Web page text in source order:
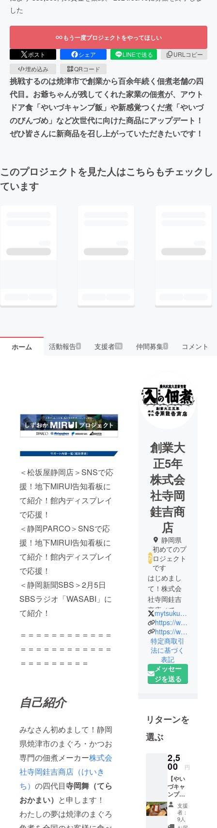
した
もう一度プロジェクトをやってほしい
ポスト シェア LINEで送る
URLコピー
埋め込み
QRコード
挑戦するのは焼津市で創業から百余年続く佃煮老舗の四
代目。お爺ちゃんが残してくれた家業の佃煮が、アウト
ドア食「やいづキャンプ飯」や新感覚つくだ煮「やいづ
のびんづめ」など次世代に向けた商品にアップデート！
ぜひ皆さんに新商品を召し上がっていただきたいです！
このプロジェクトを見た人はこちらもチェックし
ています
ホーム 活動報告4 支援者76 仲間募集 1 コメント
＜松坂屋静岡店＞SNSで応
援！地下MIRUI告知看板に
て紹介！館内ディスプレイ
で応援！
＜静岡PARCO＞SNSで応
援！地下MIRUI告知看板に
て紹介！館内ディスプレイ
で応援！
＜静岡新聞SBS＞2月5日
SBSラジオ「WASABI」に
て紹介！
＝＝＝＝＝＝＝＝＝＝＝＝
＝＝＝＝＝＝＝＝＝＝＝＝
＝＝＝＝＝＝＝＝＝
自己紹介
みなさん初めまして！静岡
県焼津市のまぐろ・かつお
専門の佃煮メーカー株式会
社寺岡銈吉商店（けいき
ち） の四代目寺岡舞 （てら
おかまい） と申します！
わたしの夢は焼津のまぐろ
創業大
正5年
株式会
社寺岡
銈吉商
店
静岡県
初めてのプ
ロジェクト
です
はじめまし
て！株式会
社寺岡銈吉
商店（てら
おかけいき
ちしょうて
ん）はまぐ
ろ・かつお
を原料とし
た静岡県の
佃煮メー
創業／代表
取締役 寺岡
舞）
冷蔵庫の無
かった当時
鮮魚を長期
保存するた
めに開発さ
れたのが焼
津つくだ
mytsukudani
https://www.instagram.com/mytsukudani3/
https://www.kaneiri.net/
特定商取引
法に基づく
表記
メッセー
ジを送る
リターンを
選ぶ
2,5
00 円
【やい
づキャ
ンプ飯3
個セッ
ト】
（消費
税・送
支援
者：
9人